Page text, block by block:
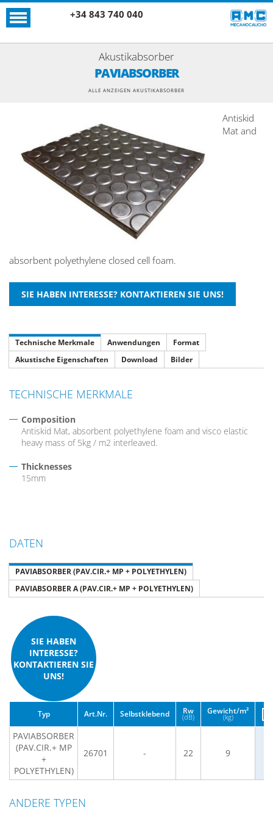
+34 843 740 040
Akustikabsorber
PAVIABSORBER
ALLE ANZEIGEN AKUSTIKABSORBER
Antiskid
Mat and
absorbent polyethylene closed cell foam.
Technische Merkmale Anwendungen
Format
Akustische Eigenschaften
Download Bilder
TECHNISCHE MERKMALE
Composition
Antiskid Mat, absorbent polyethylene foam and visco elastic
heavy mass of 5kg / m2 interleaved.
Thicknesses
15mm
DATEN
PAVIABSORBER (PAV.CIR.+ MP + POLYETHYLEN)
PAVIABSORBER A (PAV.CIR.+ MP + POLYETHYLEN)
SIE HABEN
INTERESSE?
KONTAKTIEREN SIE
UNS!
Typ Art.Nr. Selbstklebend Rw
(dB)
Gewicht/m²
(kg)
PAVIABSORBER
(PAV.CIR.+ MP
+
POLYETHYLEN)
26701 - 22 9
ANDERE TYPEN